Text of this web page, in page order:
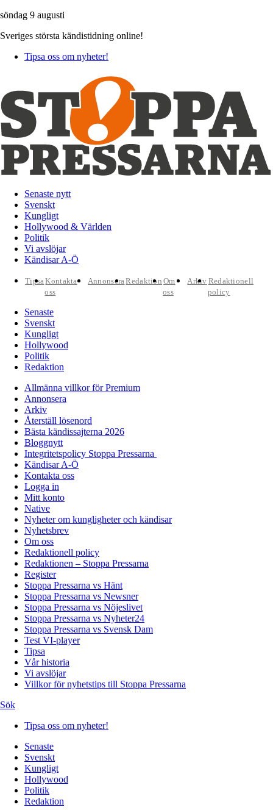
söndag 9 augusti
Sveriges största kändistidning online!
Tipsa oss om nyheter!
Senaste nytt
Svenskt
Kungligt
Hollywood & Världen
Politik
Vi avslöjar
Kändisar A-Ö
TipsaKontakta
oss
AnnonseraRedaktion Om
oss
Arkiv Redaktionell
policy
Senaste
Svenskt
Kungligt
Hollywood
Politik
Redaktion
Allmänna villkor för Premium
Annonsera
Arkiv
Återställ lösenord
Bästa kändissajterna 2026
Bloggnytt
Integritetspolicy Stoppa Pressarna
Kändisar A-Ö
Kontakta oss
Logga in
Mitt konto
Native
Nyheter om kungligheter och kändisar
Nyhetsbrev
Om oss
Redaktionell policy
Redaktionen – Stoppa Pressarna
Register
Stoppa Pressarna vs Hänt
Stoppa Pressarna vs Newsner
Stoppa Pressarna vs Nöjeslivet
Stoppa Pressarna vs Nyheter24
Stoppa Pressarna vs Svensk Dam
Test VI-player
Tipsa
Vår historia
Vi avslöjar
Villkor för nyhetstips till Stoppa Pressarna
Sök
Tipsa oss om nyheter!
Senaste
Svenskt
Kungligt
Hollywood
Politik
Redaktion